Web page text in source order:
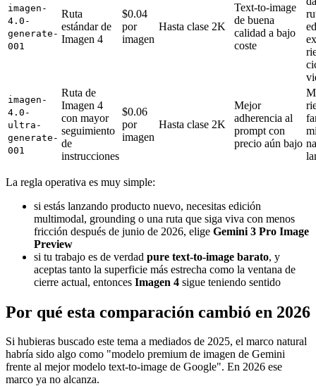
imagen-
4.0-
generate-
001
Ruta
estándar de
Imagen 4
$0.04
por
imagen
Hasta clase 2K
Text-to-image
de buena
calidad a bajo
coste
imagen-
4.0-
ultra-
generate-
001
Ruta de
Imagen 4
con mayor
seguimiento
de
instrucciones
$0.06
por
imagen
Hasta clase 2K
Mejor
adherencia al
prompt con
precio aún bajo
La regla operativa es muy simple:
si estás lanzando producto nuevo, necesitas edición
multimodal, grounding o una ruta que siga viva con menos
fricción después de junio de 2026, elige Gemini 3 Pro Image
Preview
si tu trabajo es de verdad pure text-to-image barato, y
aceptas tanto la superficie más estrecha como la ventana de
cierre actual, entonces Imagen 4 sigue teniendo sentido
Por qué esta comparación cambió en 2026
Si hubieras buscado este tema a mediados de 2025, el marco natural
habría sido algo como "modelo premium de imagen de Gemini
frente al mejor modelo text-to-image de Google". En 2026 ese
marco ya no alcanza.